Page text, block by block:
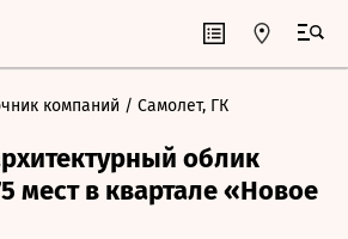
компаний / Самолет, ГК
облик
мест в квартале «Новое